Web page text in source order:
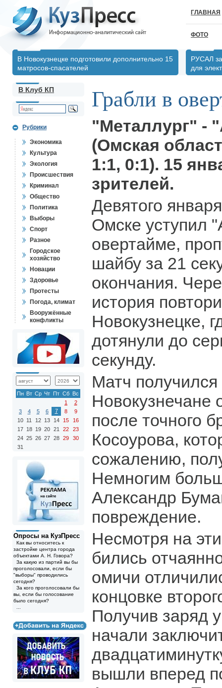
ГЛАВНАЯ
ФОТО
В Новокузнецке подготовили дополнительно 15
матросов-спасателей
РУСАЛ
для
В Клуб КП
Рубрики
Экономика
Культура
Экология
Происшествия
Криминал
Общество
Политика
Выборы
Спорт
Разное
Городское
хозяйство
Новации
Здоровье
Протесты
Погода, климат
Вооружённые
конфликты
Пн Вт Ср Чт Пт Сб Вс
1
2
3
4 5 6 7 8
9
10 11 12 13 14 15
16
17 18 19 20 21 22
23
24 25 26 27 28 29
30
31
Опросы на КузПресс
Как вы относитесь к
застройке центра города
объектами А. Н. Говора?
За какую из партий вы бы
проголосовали, если бы
"выборы" проводились
сегодня?
За кого проголосовали бы
вы, если бы голосование
было сегодня?
Грабли в
"Металлург" -
(Омская
1:1, 0:1). 15
зрителей.
Девятого
Омске уступил
овертайме,
шайбу за 21
окончания.
история
Новокузнецке,
дотянули до
секунду.
Матч
Новокузнечане
после точного
Косоурова,
сожалению,
Немногим
Александр
повреждение.
Несмотря на
бились
омичи
концовке
Получив заряд
начали
вышли вперед